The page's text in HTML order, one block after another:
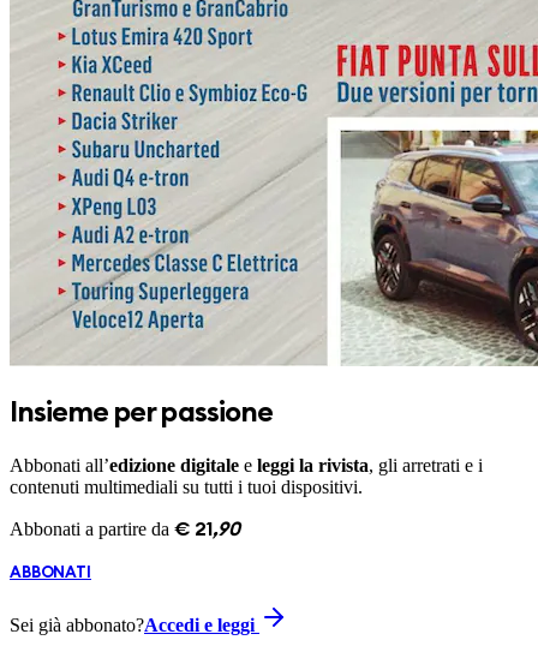
Insieme per passione
Abbonati all’edizione digitale e leggi la rivista, gli arretrati e i
contenuti multimediali su tutti i tuoi dispositivi.
Abbonati a partire da € 21 ,90
ABBONATI
Sei già abbonato?Accedi e leggi